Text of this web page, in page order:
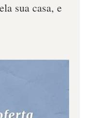
sua casa, e